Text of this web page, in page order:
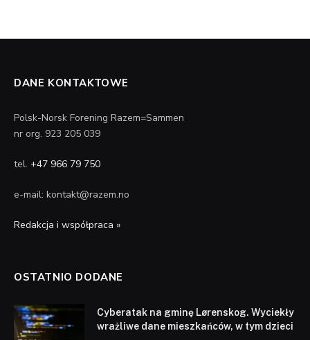
DANE KONTAKTOWE
Polsk-Norsk Forening Razem=Sammen
nr org. 923 205 039
tel. +47 966 79 750
e-mail: kontakt@razem.no
Redakcja i współpraca »
OSTATNIO DODANE
Cyberatak na gminę Lørenskog. Wyciekły
wrażliwe dane mieszkańców, w tym dzieci